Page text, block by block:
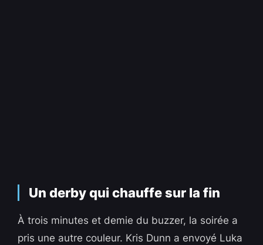
Un derby qui chauffe sur la fin
À trois minutes et demie du buzzer, la soirée a
pris une autre couleur. Kris Dunn a envoyé Luka